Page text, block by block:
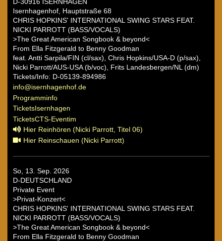
Isernhagenhof, Hauptstraße 68
CHRIS HOPKINS' INTERNATIONAL SWING STARS FEAT.
NICKI PARROTT (BASS/VOCALS)
>The Great American Songbook & beyond<
From Ella Fitzgerald to Benny Goodman
feat. Antti Sarpila/FIN (cl/sax), Chris Hopkins/USA-D (p/sax),
Nicki Parrott/AUS-USA (b/voc), Frits Landesbergen/NL (dm)
Tickets/Info: D-05139-894986
info@isernhagenhof.de
Programminfo
TicketsIsernhagen
TicketsCTS-Eventim
Hier Reinhören (Nicki Parrott, Titel 06)
Hier Reinschauen (Nicki Parrott)
So, 13. Sep. 2026
D-DEUTSCHLAND
Private Event
>Privat-Konzert<
CHRIS HOPKINS' INTERNATIONAL SWING STARS FEAT.
NICKI PARROTT (BASS/VOCALS)
>The Great American Songbook & beyond<
From Ella Fitzgerald to Benny Goodman